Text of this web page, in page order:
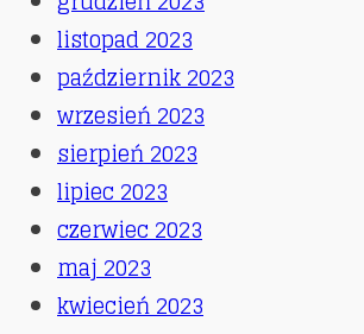
listopad 2023
październik 2023
wrzesień 2023
sierpień 2023
lipiec 2023
czerwiec 2023
maj 2023
kwiecień 2023